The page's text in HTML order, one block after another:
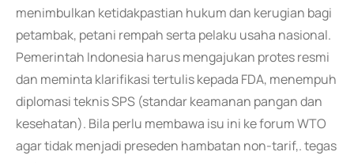
menimbulkan ketidakpastian hukum dan kerugian bagi
petambak, petani rempah serta pelaku usaha nasional.
Pemerintah Indonesia harus mengajukan protes resmi
dan meminta klarifikasi tertulis kepada FDA, menempuh
diplomasi teknis SPS (standar keamanan pangan dan
kesehatan). Bila perlu membawa isu ini ke forum WTO
agar tidak menjadi preseden hambatan non-tarif,. tegas